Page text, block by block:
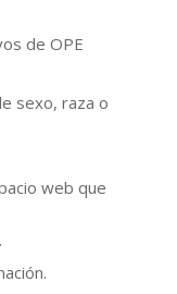
de OPE
sexo, raza o
web que